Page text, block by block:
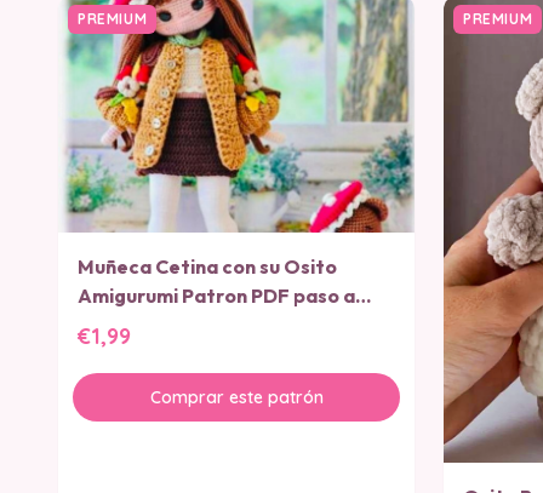
PREMIUM
Muñeca Cetina con su Osito
Amigurumi Patron PDF paso a
paso
€1,99
Comprar este patrón
PREMIUM